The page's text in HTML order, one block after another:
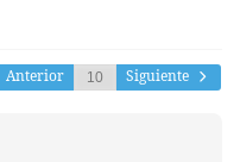
Anterior Siguiente